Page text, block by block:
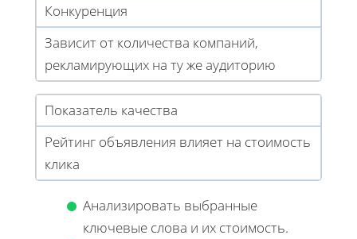
Конкуренция
Зависит от количества компаний,
рекламирующих на ту же аудиторию
Показатель качества
Рейтинг объявления влияет на стоимость
клика
Анализировать выбранные
ключевые слова и их стоимость.